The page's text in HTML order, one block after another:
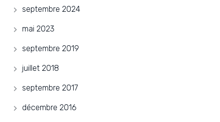
septembre 2024
mai 2023
septembre 2019
juillet 2018
septembre 2017
décembre 2016